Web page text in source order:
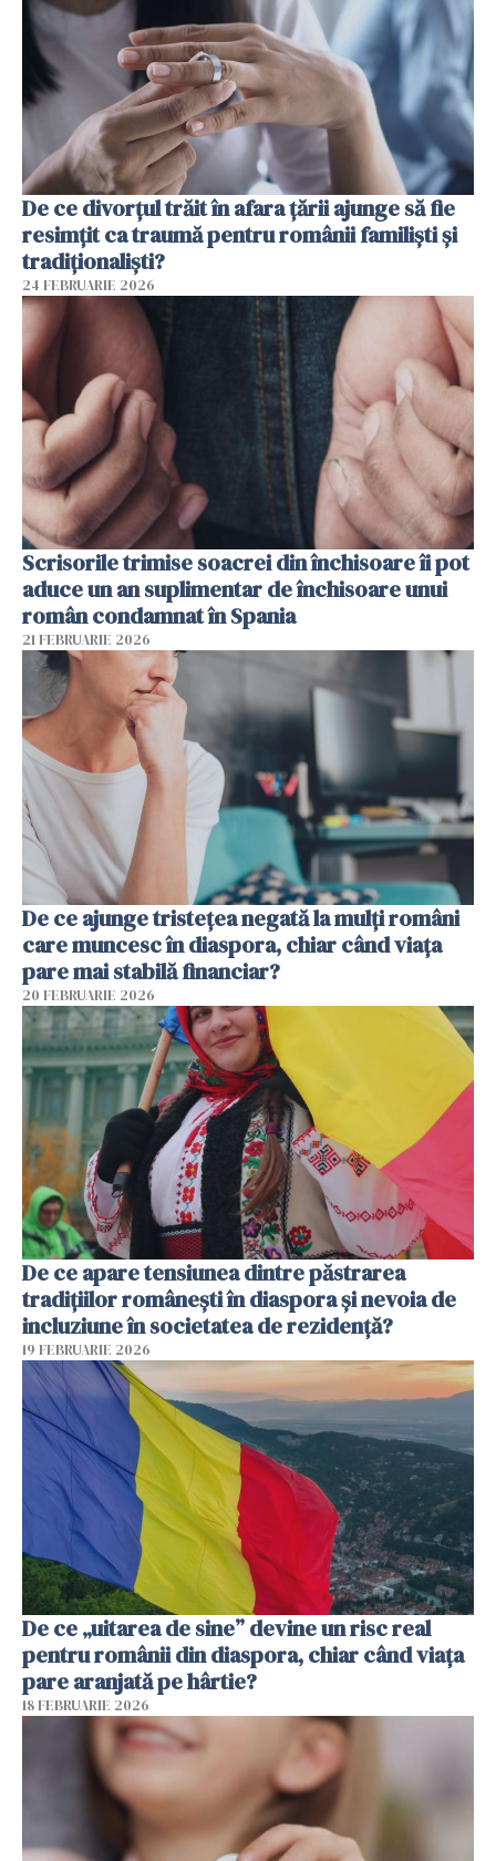
De ce divorțul trăit în afara țării ajunge să fie
resimțit ca traumă pentru românii familiști și
tradiționaliști?
24 FEBRUARIE 2026
Scrisorile trimise soacrei din închisoare îi pot
aduce un an suplimentar de închisoare unui
român condamnat în Spania
21 FEBRUARIE 2026
De ce ajunge tristețea negată la mulți români
care muncesc în diaspora, chiar când viața
pare mai stabilă financiar?
20 FEBRUARIE 2026
De ce apare tensiunea dintre păstrarea
tradițiilor românești în diaspora și nevoia de
incluziune în societatea de rezidență?
19 FEBRUARIE 2026
De ce „uitarea de sine” devine un risc real
pentru românii din diaspora, chiar când viața
pare aranjată pe hârtie?
18 FEBRUARIE 2026